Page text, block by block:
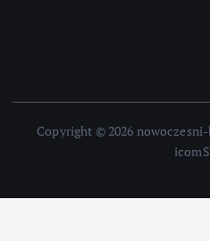
Copyright © 2026